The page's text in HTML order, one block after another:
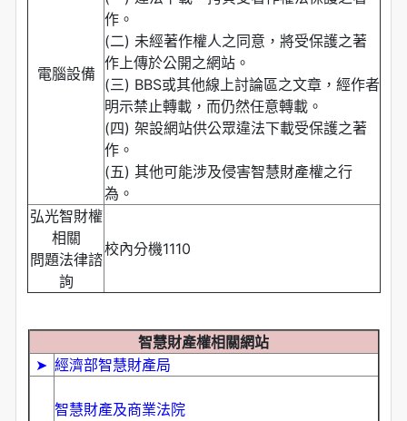
電腦設備
作。
(二) 未經著作權人之同意，將受保護之著
作上傳於公開之網站。
(三) BBS或其他線上討論區之文章，經作者
明示禁止轉載，而仍然任意轉載。
(四) 架設網站供公眾違法下載受保護之著
作。
(五) 其他可能涉及侵害智慧財產權之行
為。
弘光智財權
相關
問題法律諮
詢
校內分機1110
智慧財產權相關網站
➤ 經濟部智慧財產局
智慧財產及商業法院